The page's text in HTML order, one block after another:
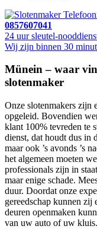
0857607041
24 uur sleutel-
Wij zijn binnen 30
Münein – waar
slotenmaker
Onze slotenmakers zijn
opgeleid. Bovendien
klant 100% tevreden te
dienst, dat houdt dus in
maar ook ’s avonds ’s
het algemeen moeten
professionals zijn in
maar enige schade.
duur. Doordat onze
gereedschap kunnen zij
deuren openmaken
van uw auto of uw kluis.